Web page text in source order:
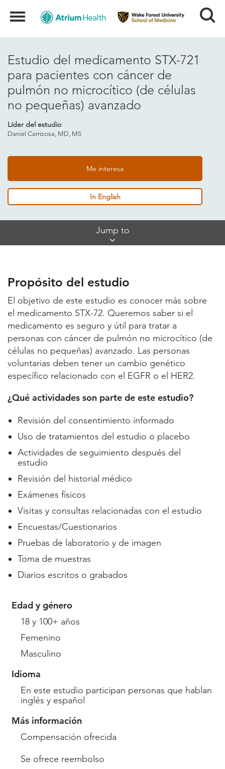
Menu Search
Estudio del medicamento STX-721
para pacientes con cáncer de
pulmón no microcítico (de células
no pequeñas) avanzado
Líder del estudio
Daniel Carrizosa, MD, MS
Me interesa
In English
Jump to
Lugares de estudio y contactos
Información útil
Propósito del estudio
El objetivo de este estudio es conocer más sobre
el medicamento STX-72. Queremos saber si el
medicamento es seguro y útil para tratar a
personas con cáncer de pulmón no microcítico (de
células no pequeñas) avanzado. Las personas
voluntarias deben tener un cambio genético
específico relacionado con el EGFR o el HER2.
¿Qué actividades son parte de este estudio?
Revisión del consentimiento informado
Uso de tratamientos del estudio o placebo
Actividades de seguimiento después del
estudio
Revisión del historial médico
Exámenes físicos
Visitas y consultas relacionadas con el estudio
Encuestas/Cuestionarios
Pruebas de laboratorio y de imagen
Toma de muestras
Diarios escritos o grabados
Edad y género
18 y 100+ años
Femenino
Masculino
Idioma
En este estudio participan personas que hablan
inglés y español
Más información
Compensación ofrecida
Se ofrece reembolso